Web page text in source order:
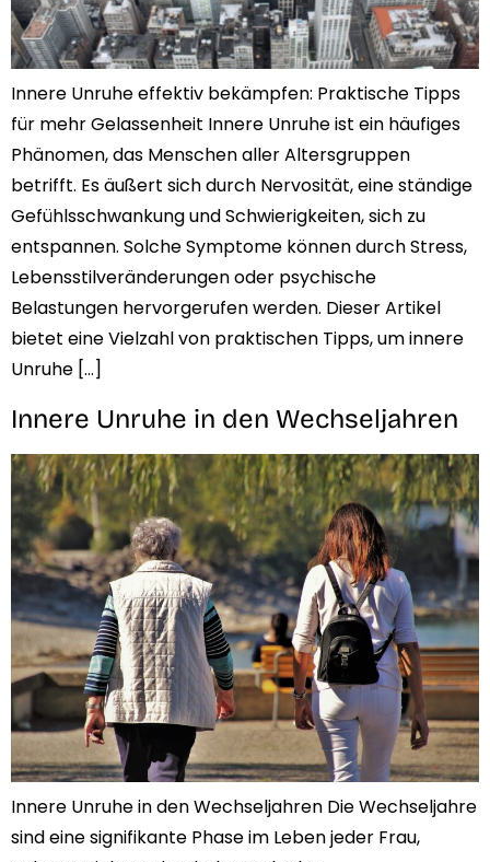
Innere Unruhe effektiv bekämpfen: Praktische Tipps
für mehr Gelassenheit Innere Unruhe ist ein häufiges
Phänomen, das Menschen aller Altersgruppen
betrifft. Es äußert sich durch Nervosität, eine ständige
Gefühlsschwankung und Schwierigkeiten, sich zu
entspannen. Solche Symptome können durch Stress,
Lebensstilveränderungen oder psychische
Belastungen hervorgerufen werden. Dieser Artikel
bietet eine Vielzahl von praktischen Tipps, um innere
Unruhe […]
Innere Unruhe in den Wechseljahren
Innere Unruhe in den Wechseljahren​ Die Wechseljahre
sind eine signifikante Phase im Leben jeder Frau,